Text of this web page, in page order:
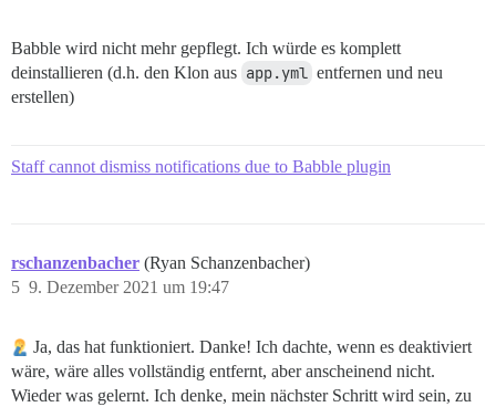
Babble wird nicht mehr gepflegt. Ich würde es komplett
deinstallieren (d.h. den Klon aus app.yml entfernen und neu
erstellen)
Staff cannot dismiss notifications due to Babble plugin
rschanzenbacher (Ryan Schanzenbacher)
9. Dezember 2021 um 19:47
5
Ja, das hat funktioniert. Danke! Ich dachte, wenn es deaktiviert
wäre, wäre alles vollständig entfernt, aber anscheinend nicht.
Wieder was gelernt. Ich denke, mein nächster Schritt wird sein, zu